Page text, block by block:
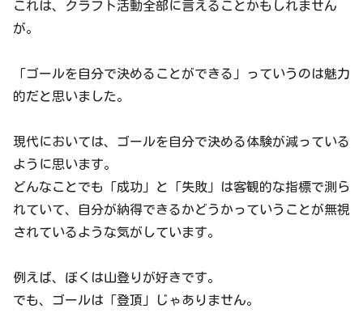
これは、クラフト活動全部に言えることかもしれません
が。
「ゴールを自分で決めることができる」っていうのは魅力
的だと思いました。
現代においては、ゴールを自分で決める体験が減っている
ように思います。
どんなことでも「成功」と「失敗」は客観的な指標で測ら
れていて、自分が納得できるかどうかっていうことが無視
されているような気がしています。
例えば、ぼくは山登りが好きです。
でも、ゴールは「登頂」じゃありません。